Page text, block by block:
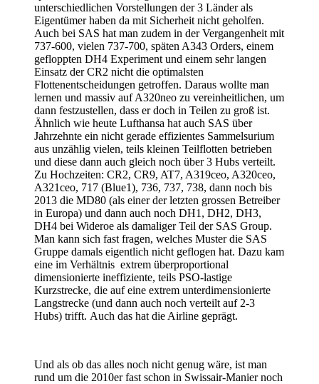
unterschiedlichen Vorstellungen der 3 Länder als
Eigentümer haben da mit Sicherheit nicht geholfen.
Auch bei SAS hat man zudem in der Vergangenheit mit
737-600, vielen 737-700, späten A343 Orders, einem
gefloppten DH4 Experiment und einem sehr langen
Einsatz der CR2 nicht die optimalsten
Flottenentscheidungen getroffen. Daraus wollte man
lernen und massiv auf A320neo zu vereinheitlichen, um
dann festzustellen, dass er doch in Teilen zu groß ist.
Ähnlich wie heute Lufthansa hat auch SAS über
Jahrzehnte ein nicht gerade effizientes Sammelsurium
aus unzählig vielen, teils kleinen Teilflotten betrieben
und diese dann auch gleich noch über 3 Hubs verteilt.
Zu Hochzeiten: CR2, CR9, AT7, A319ceo, A320ceo,
A321ceo, 717 (Blue1), 736, 737, 738, dann noch bis
2013 die MD80 (als einer der letzten grossen Betreiber
in Europa) und dann auch noch DH1, DH2, DH3,
DH4 bei Wideroe als damaliger Teil der SAS Group.
Man kann sich fast fragen, welches Muster die SAS
Gruppe damals eigentlich nicht geflogen hat. Dazu kam
eine im Verhältnis extrem überproportional
dimensionierte ineffiziente, teils PSO-lastige
Kurzstrecke, die auf eine extrem unterdimensionierte
Langstrecke (und dann auch noch verteilt auf 2-3
Hubs) trifft. Auch das hat die Airline geprägt.
Und als ob das alles noch nicht genug wäre, ist man
rund um die 2010er fast schon in Swissair-Manier noch